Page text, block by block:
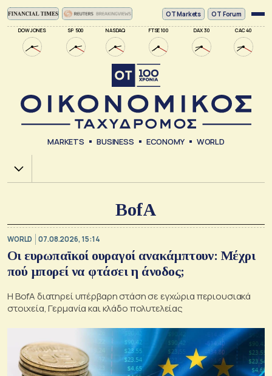
DOW JONES SP 500 NASDAQ FTSE 100 DAX 30 CAC 40
ΟΤ Markets OT Forum
MARKETS BUSINESS ECONOMY WORLD
Χ.Α.
BofA
WORLD 07.08.2026, 15:14
Οι ευρωπαϊκοί ουραγοί ανακάμπτουν: Μέχρι
πού μπορεί να φτάσει η άνοδος;
Η BofA διατηρεί υπέρβαρη στάση σε εγχώρια περιουσιακά
στοιχεία, Γερμανία και κλάδο πολυτελείας